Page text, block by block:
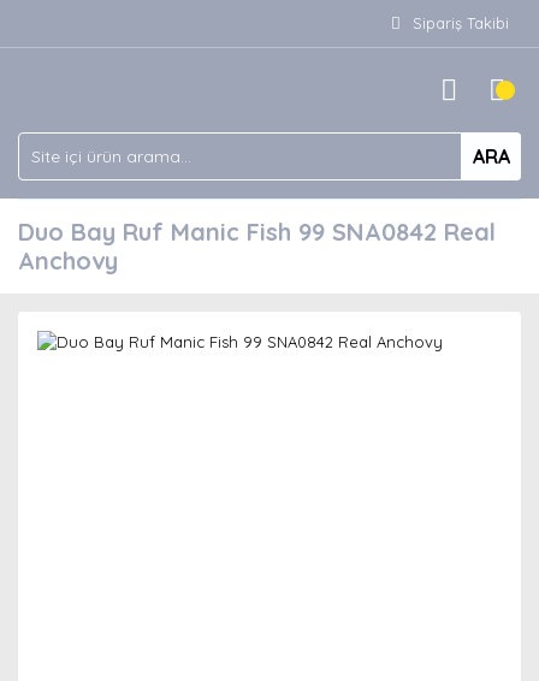
Sipariş Takibi
ARA
Duo Bay Ruf Manic Fish 99 SNA0842 Real
Anchovy